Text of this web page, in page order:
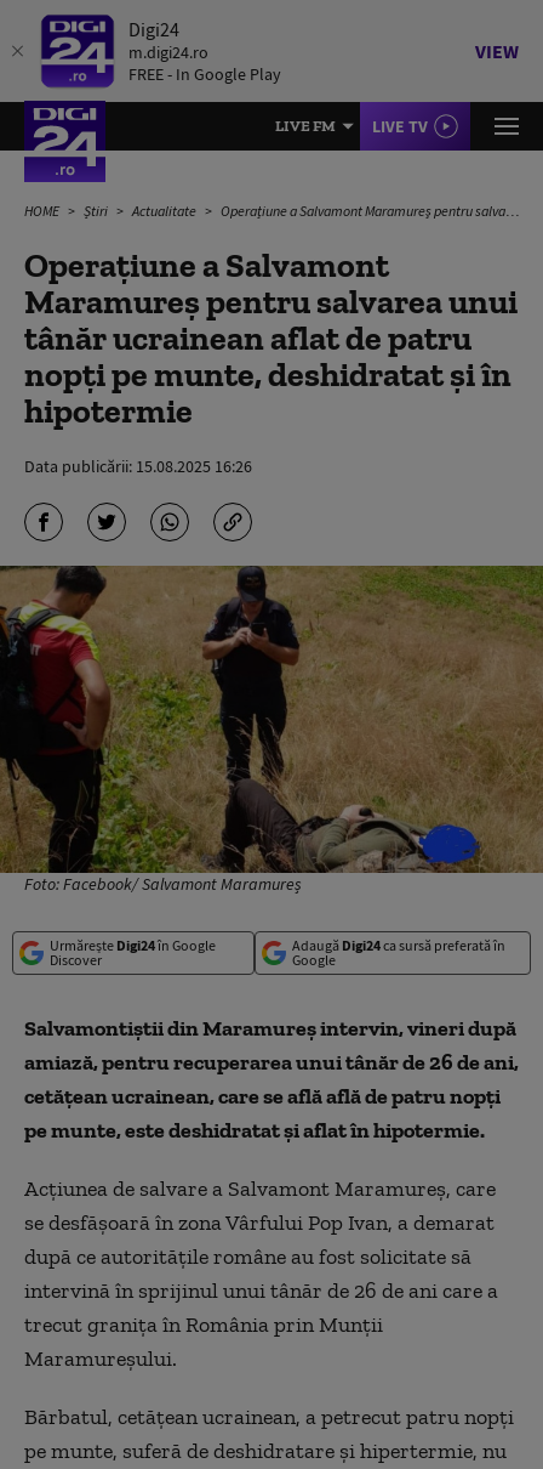
Digi24
m.digi24.ro
FREE - In Google Play
VIEW
LIVE FM LIVE TV
HOME Știri Actualitate Operațiune a Salvamont Maramureş pentru salvarea unui tânăr ucrainean aflat de patru nopţi pe munte, deshidratat şi în hipotermie
Operațiune a Salvamont
Maramureş pentru salvarea unui
tânăr ucrainean aflat de patru
nopţi pe munte, deshidratat şi în
hipotermie
Data publicării: 15.08.2025 16:26
Foto: Facebook/ Salvamont Maramureș
Urmărește Digi24în Google
Discover
Adaugă Digi24ca sursă preferată în
Google
Salvamontiştii din Maramureş intervin, vineri după
amiază, pentru recuperarea unui tânăr de 26 de ani,
cetăţean ucrainean, care se află află de patru nopţi
pe munte, este deshidratat şiaflatîn hipotermie.
Acţiunea de salvare a Salvamont Maramureş, care
se desfăşoară în zona Vârfului Pop Ivan, a demarat
după ce autorităţile române au fost solicitate să
intervină în sprijinul unui tânăr de 26 de ani care a
trecut graniţa în România prin Munţii
Maramureşului.
Bărbatul, cetăţean ucrainean, a petrecut patru nopţi
pe munte, suferă de deshidratare şi hipertermie, nu